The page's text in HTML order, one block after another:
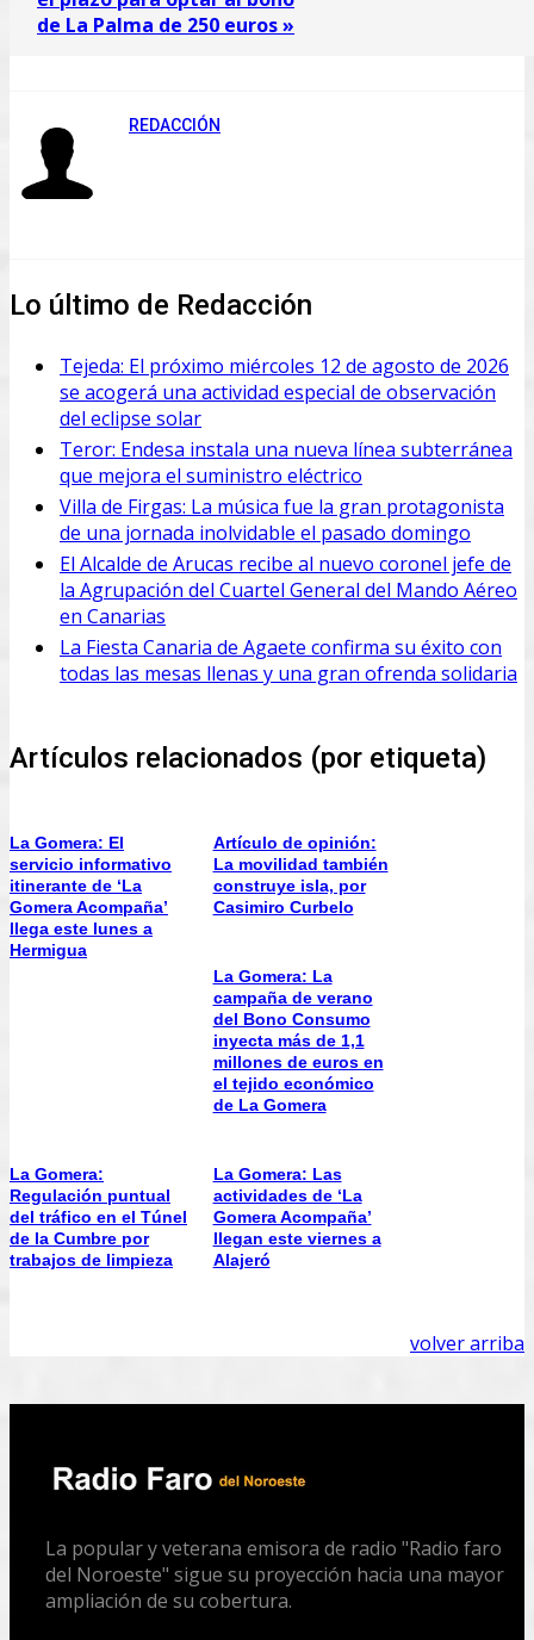
de La Palma de 250 euros »
REDACCIÓN
Lo último de Redacción
Tejeda: El próximo miércoles 12 de agosto de 2026
se acogerá una actividad especial de observación
del eclipse solar
Teror: Endesa instala una nueva línea subterránea
que mejora el suministro eléctrico
Villa de Firgas: La música fue la gran protagonista
de una jornada inolvidable el pasado domingo
El Alcalde de Arucas recibe al nuevo coronel jefe de
la Agrupación del Cuartel General del Mando Aéreo
en Canarias
La Fiesta Canaria de Agaete confirma su éxito con
todas las mesas llenas y una gran ofrenda solidaria
Artículos relacionados (por etiqueta)
La Gomera: El
servicio informativo
itinerante de ‘La
Gomera Acompaña’
llega este lunes a
Hermigua
Artículo de opinión:
La movilidad también
construye isla, por
Casimiro Curbelo
La Gomera: La
campaña de verano
del Bono Consumo
inyecta más de 1,1
millones de euros en
el tejido económico
de La Gomera
La Gomera:
Regulación puntual
del tráfico en el Túnel
de la Cumbre por
trabajos de limpieza
La Gomera: Las
actividades de ‘La
Gomera Acompaña’
llegan este viernes a
Alajeró
volver arriba
La popular y veterana emisora de radio "Radio faro
del Noroeste" sigue su proyección hacia una mayor
ampliación de su cobertura.